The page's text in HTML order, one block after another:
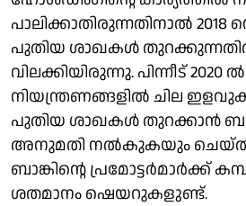
പാലിക്കാതിരുന്നതിനാല്‍ 2018
പുതിയ ശാഖകള്‍
വിലക്കിയിരുന്നു. പിന്നീട് 2020
നിയന്ത്രണങ്ങളില്‍ ചില
പുതിയ ശാഖകള്‍ തുറക്കാന്‍
അനുമതി നല്‍കുകയും
ബാങ്കിന്റെ പ്രമോട്ടര്‍മാര്‍ക്ക്
ശതമാനം ഷെയറുകളുണ്ട്.